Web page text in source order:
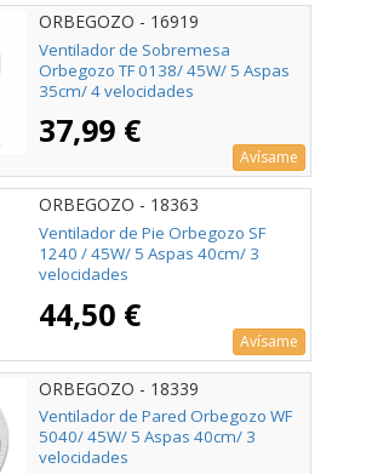
ORBEGOZO - 16919
Ventilador de Sobremesa
Orbegozo TF 0138/ 45W/ 5 Aspas
35cm/ 4 velocidades
37,99 €
Avísame
ORBEGOZO - 18363
Ventilador de Pie Orbegozo SF
1240 / 45W/ 5 Aspas 40cm/ 3
velocidades
44,50 €
Avísame
ORBEGOZO - 18339
Ventilador de Pared Orbegozo WF
5040/ 45W/ 5 Aspas 40cm/ 3
velocidades